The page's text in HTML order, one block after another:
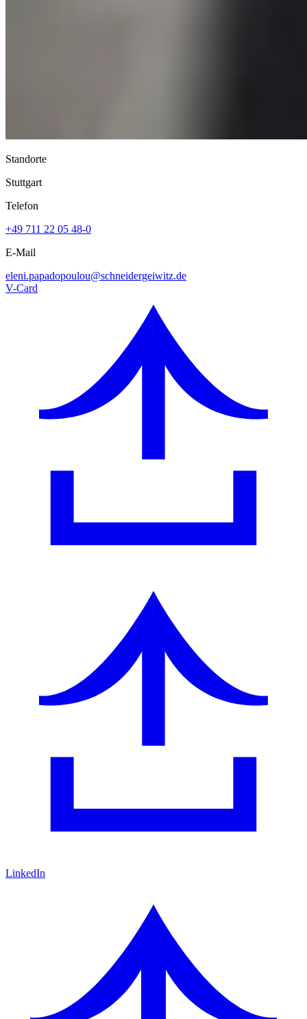
Standorte
Stuttgart
Telefon
+49 711 22 05 48-0
E-Mail
eleni.papadopoulou@schneidergeiwitz.de
V-Card
LinkedIn